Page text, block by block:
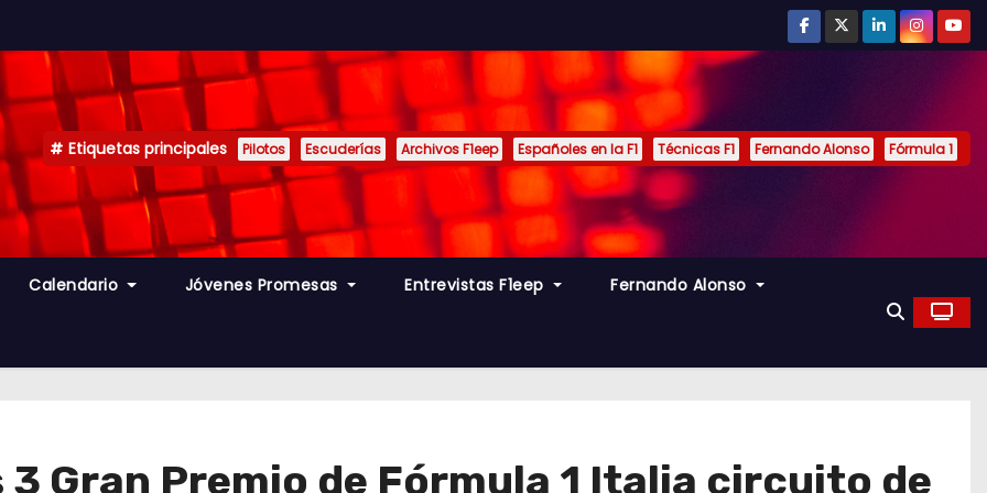
Etiquetas principales Pilotos Escuderías Archivos F1eep Españoles en la F1 Técnicas F1 Fernando Alonso Fórmula 1
Calendario Jóvenes Promesas Entrevistas F1eep Fernando Alonso
Gran Premio de Fórmula 1 Italia circuito de